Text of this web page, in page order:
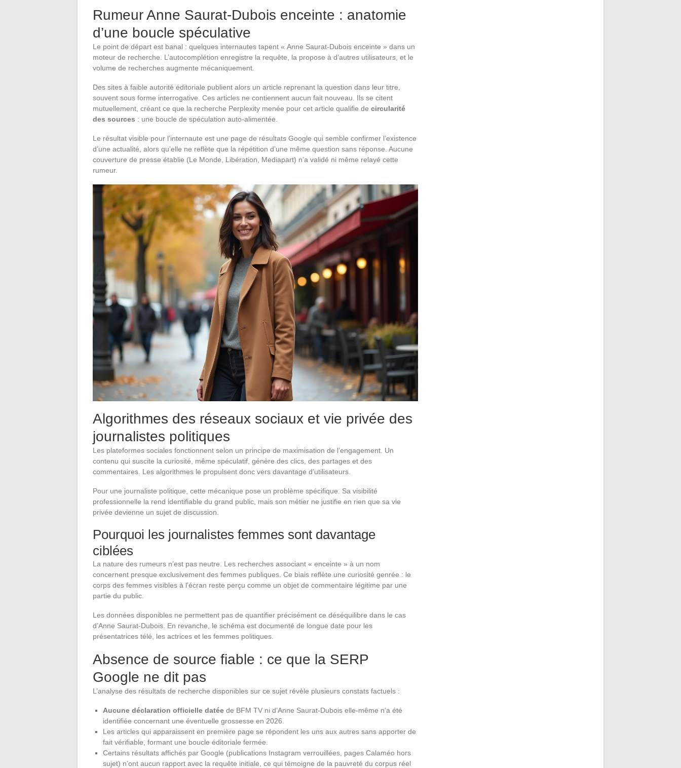
Rumeur Anne Saurat-Dubois enceinte : anatomie
d’une boucle spéculative
Le point de départ est banal : quelques internautes tapent « Anne Saurat-Dubois enceinte » dans un
moteur de recherche. L’autocomplétion enregistre la requête, la propose à d’autres utilisateurs, et le
volume de recherches augmente mécaniquement.
Des sites à faible autorité éditoriale publient alors un article reprenant la question dans leur titre,
souvent sous forme interrogative. Ces articles ne contiennent aucun fait nouveau. Ils se citent
mutuellement, créant ce que la recherche Perplexity menée pour cet article qualifie de circularité
des sources : une boucle de spéculation auto-alimentée.
Le résultat visible pour l’internaute est une page de résultats Google qui semble confirmer l’existence
d’une actualité, alors qu’elle ne reflète que la répétition d’une même question sans réponse. Aucune
couverture de presse établie (Le Monde, Libération, Mediapart) n’a validé ni même relayé cette
rumeur.
Algorithmes des réseaux sociaux et vie privée des
journalistes politiques
Les plateformes sociales fonctionnent selon un principe de maximisation de l’engagement. Un
contenu qui suscite la curiosité, même spéculatif, génère des clics, des partages et des
commentaires. Les algorithmes le propulsent donc vers davantage d’utilisateurs.
Pour une journaliste politique, cette mécanique pose un problème spécifique. Sa visibilité
professionnelle la rend identifiable du grand public, mais son métier ne justifie en rien que sa vie
privée devienne un sujet de discussion.
Pourquoi les journalistes femmes sont davantage
ciblées
La nature des rumeurs n’est pas neutre. Les recherches associant « enceinte » à un nom
concernent presque exclusivement des femmes publiques. Ce biais reflète une curiosité genrée : le
corps des femmes visibles à l’écran reste perçu comme un objet de commentaire légitime par une
partie du public.
Les données disponibles ne permettent pas de quantifier précisément ce déséquilibre dans le cas
d’Anne Saurat-Dubois. En revanche, le schéma est documenté de longue date pour les
présentatrices télé, les actrices et les femmes politiques.
Absence de source fiable : ce que la SERP
Google ne dit pas
L’analyse des résultats de recherche disponibles sur ce sujet révèle plusieurs constats factuels :
Aucune déclaration officielle datée de BFM TV ni d’Anne Saurat-Dubois elle-même n’a été
identifiée concernant une éventuelle grossesse en 2026.
Les articles qui apparaissent en première page se répondent les uns aux autres sans apporter de
fait vérifiable, formant une boucle éditoriale fermée.
Certains résultats affichés par Google (publications Instagram verrouillées, pages Calaméo hors
sujet) n’ont aucun rapport avec la requête initiale, ce qui témoigne de la pauvreté du corpus réel